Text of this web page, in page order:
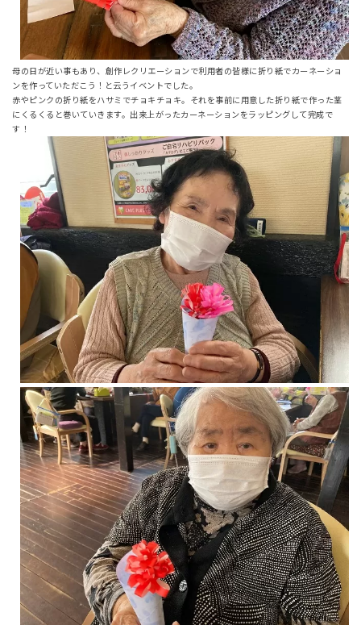
母の日が近い事もあり、創作レクリエーションで利用者の皆様に折り紙でカーネーショ
ンを作っていただこう！と云うイベントでした。
赤やピンクの折り紙をハサミでチョキチョキ。それを事前に用意した折り紙で作った茎
にくるくると巻いていきます。出来上がったカーネーションをラッピングして完成で
す！